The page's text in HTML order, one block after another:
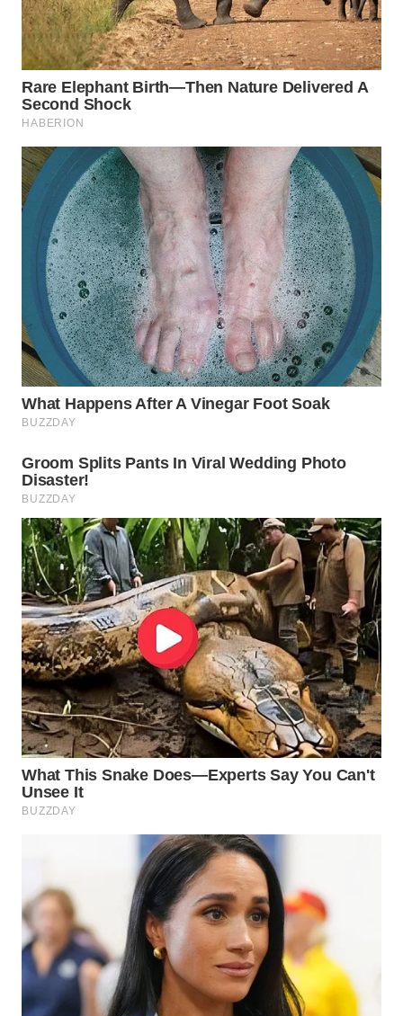
WN
INDRAMAYU
WN
KUNINGAN
WN
MAJALENGKA
WN
SUBANG
WN
SUKABUMI
WN
PURWAKARTA
WN
TIMUR
WN
SEMARANG
WN
SOLO
WN
BOROBUDUR
WN
MADURA
WN
SURABAYA
WN
BINTAN
WN
MANDALIKA